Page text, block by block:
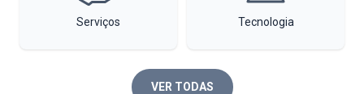
Serviços Tecnologia
VER TODAS